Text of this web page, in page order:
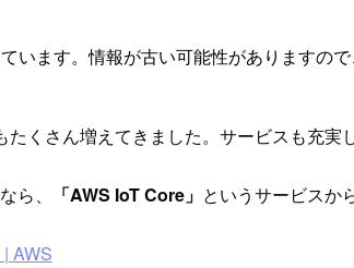
います。情報が古い可能性がありますので
くさん増えてきました。サービスも充
ら、 「AWS IoT Core」 というサービスか
AWS